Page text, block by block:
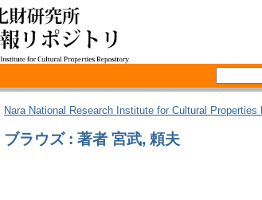
Nara National Research Institute for Cultural Properties
ブラウズ : 著者 宮武, 頼夫